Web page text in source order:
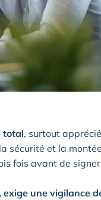
total, surtout
sécurité et la
fois avant de
une vigilance